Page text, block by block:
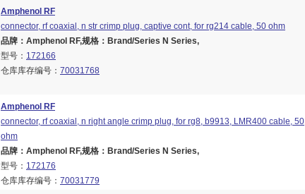
Amphenol RF
connector, rf coaxial, n str crimp plug, captive cont, for rg214 cable, 50 ohm
品牌：Amphenol RF,规格：Brand/Series N Series,
型号： 172166
仓库库存编号： 70031768
Amphenol RF
connector, rf coaxial, n right angle crimp plug, for rg8, b9913, LMR400 cable, 50
ohm
品牌：Amphenol RF,规格：Brand/Series N Series,
型号： 172176
仓库库存编号： 70031779